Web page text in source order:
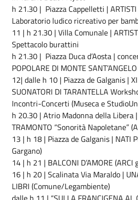
h 21.30 | Piazza Cappelletti | ARTISTI
Laboratorio ludico ricreativo per
11 | h 21.30 | Villa Comunale |
Spettacolo burattini
h 21.30 | Piazza Duca d’Aosta |
POPOLARE DI MONTE SANT’ANGELO
12| dalle h 10 | Piazza de Galganis |
SUONATORI DI TARANTELLA
Incontri-Concerti (Museca e
h 20.30 | Atrio Madonna della Libera |
TRAMONTO “Sonorità Napoletane”
13 | h 18 | Piazza de Galganis | NATI
Gargano)
14 | h 21 | BALCONI D’AMORE (ARCI
16 | h 20 | Scalinata Via Maraldo |
LIBRI (Comune/Legambiente)